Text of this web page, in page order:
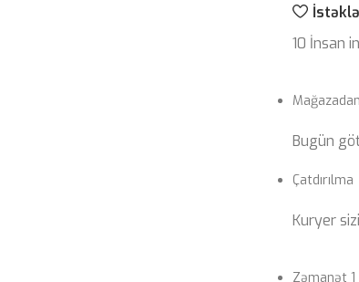
10 İnsan
Bugün
Çatdırılma
Kuryer
Zəmanət 1